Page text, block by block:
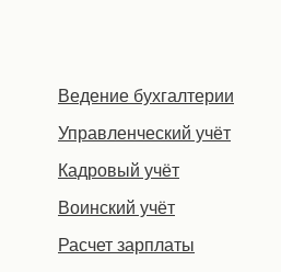
Ведение бухгалтерии
Управленческий учёт
Кадровый учёт
Воинский учёт
Расчет зарплаты